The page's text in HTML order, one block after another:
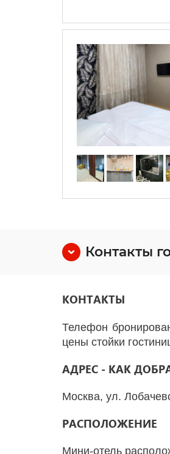
Контакты
КОНТАКТЫ
Телефон
цены стойки
АДРЕС - КАК
Москва, ул.
РАСПОЛОЖЕНИЕ
Мини-отель